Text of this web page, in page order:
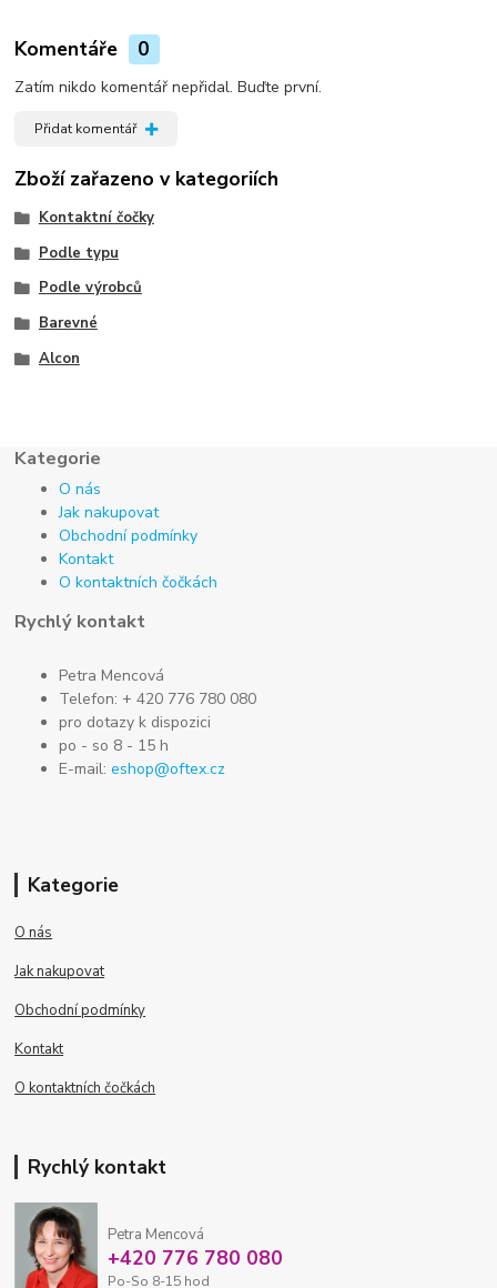
Komentáře 0
Zatím nikdo komentář nepřidal. Buďte první.
Přidat komentář
Zboží zařazeno v kategoriích
Kontaktní čočky
Podle typu
Podle výrobců
Barevné
Alcon
Kategorie
O nás
Jak nakupovat
Obchodní podmínky
Kontakt
O kontaktních čočkách
Rychlý kontakt
Petra Mencová
Telefon: + 420 776 780 080
pro dotazy k dispozici
po - so 8 - 15 h
E-mail:eshop@oftex.cz
Kategorie
O nás
Jak nakupovat
Obchodní podmínky
Kontakt
O kontaktních čočkách
Rychlý kontakt
Petra Mencová
+420 776 780 080
Po-So 8-15 hod